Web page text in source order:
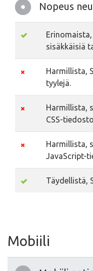
Nopeus
sisäkkäisiä
Harmillista,
tyylejä.
Harmillista,
CSS-
Harmillista,
JavaScript-
Täydellistä,
Mobiili